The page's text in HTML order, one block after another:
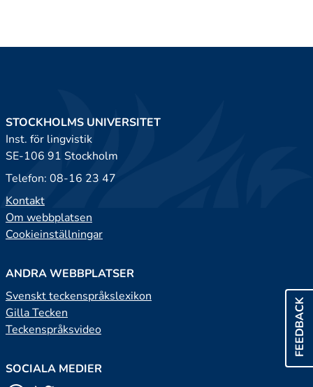
FEEDBACK
STOCKHOLMS UNIVERSITET
Inst. för lingvistik
SE-106 91 Stockholm
Telefon: 08-16 23 47
Kontakt
Om webbplatsen
Cookieinställningar
ANDRA WEBBPLATSER
Svenskt teckenspråkslexikon
Gilla Tecken
Teckenspråksvideo
SOCIALA MEDIER